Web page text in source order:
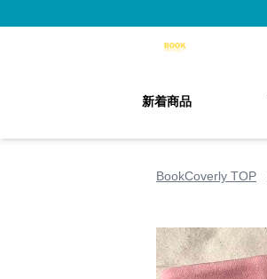
新着商品
BookCoverly TOP